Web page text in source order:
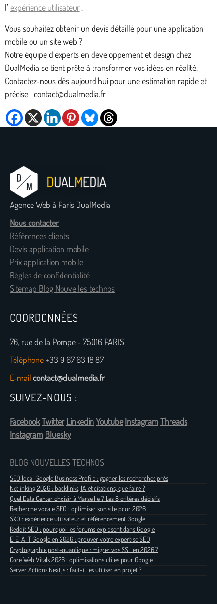
l’ expérience utilisateur .
Vous souhaitez obtenir un devis détaillé pour une application
mobile ou un site web ?
Notre équipe d’experts en développement et design chez
DualMedia se tient prête à transformer vos idées en réalité.
Contactez-nous dès aujourd’hui pour une estimation rapide et
précise : contact@dualmedia.fr
Agence Web à Paris DualMedia
Nous contacter
Références clients
Devis application mobile
Prix application mobile
Règles de confidentialité
Sitemap Blog Nouvelles technos
COORDONNÉES
76, rue de la Pompe - 75016 PARIS
Téléphone+33 9 67 63 18 87
E-mail contact@dualmedia.fr
SUIVEZ-NOUS :
FacebookTwitter LinkedinYoutube InstagramThreads
Instagram Bluesky
BLOG NOUVELLES TECHNOS
SEO local Google Business Profile : gagner les recherches près
Netlinking 2026 : backlinks, IA et citations, que faire ?
Quel Data Center choisir à Marseille ? Les 8 critères décisifs
Recherche vocale SEO : optimiser son site pour 2026
SXO : expérience utilisateur et référencement Google
Reddit SEO : pourquoi les forums explosent dans Google
E-E-A-T Google en 2026 : prouver votre expertise SEO
Cryptographie post-quantique : migrer vos SSL en 2026 ?
Core Web Vitals 2026 : optimisations utiles pour Google
Server Actions Next.js : faut-il les utiliser en projet ?